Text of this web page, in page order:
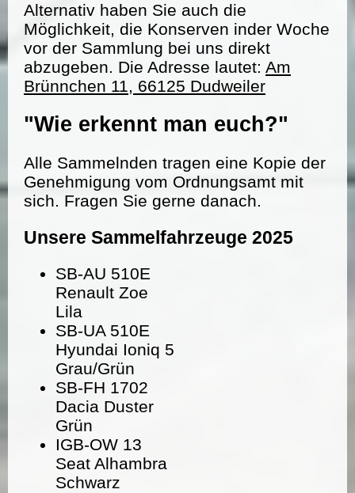
Alternativ haben Sie auch die
Möglichkeit, die Konserven inder Woche
vor der Sammlung bei uns direkt
abzugeben. Die Adresse lautet: Am
Brünnchen 11, 66125 Dudweiler
"Wie erkennt man euch?"
Alle Sammelnden tragen eine Kopie der
Genehmigung vom Ordnungsamt mit
sich. Fragen Sie gerne danach.
Unsere Sammelfahrzeuge 2025
SB-AU 510E
Renault Zoe
Lila
SB-UA 510E
Hyundai Ioniq 5
Grau/Grün
SB-FH 1702
Dacia Duster
Grün
IGB-OW 13
Seat Alhambra
Schwarz